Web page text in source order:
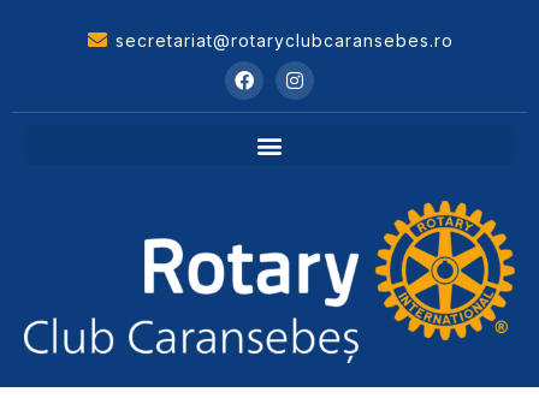
secretariat@rotaryclubcaransebes.ro